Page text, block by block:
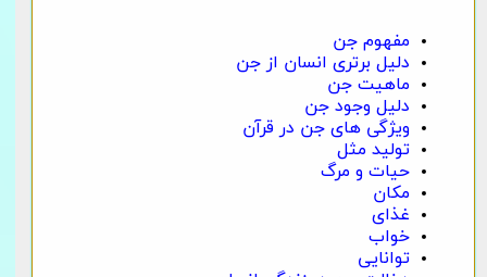
مفهوم جن
دلیل برتری انسان از جن
ماهیت جن
دلیل وجود جن
ویژگی های جن در قرآن
تولید مثل
حیات و مرگ
مکان
غذای
خواب
توانایی